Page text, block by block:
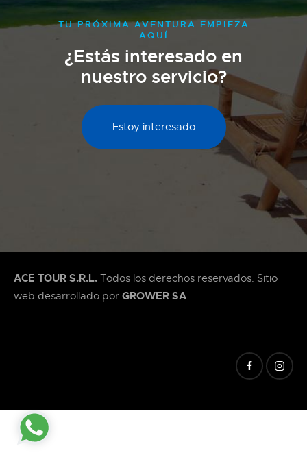
TU PRÓXIMA AVENTURA EMPIEZA
AQUÍ
¿Estás interesado en
nuestro servicio?
Estoy interesado
ACE TOUR S.R.L. Todos los derechos reservados. Sitio
web desarrollado por GROWER SA